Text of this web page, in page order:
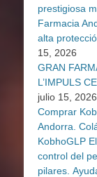
prestigiosa
Farmacia
alta
15, 2026
GRAN
L’IMPULS
julio 15, 2026
Comprar
Andorra.
KobhoGLP
control del
pilares.